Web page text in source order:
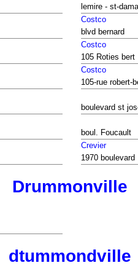
lemire - st-
Costco
blvd bernard
Costco
105 Roties bert
Costco
105-rue robert-
boulevard st
boul. Foucault
Crevier
1970 boulevard
Drummonville
dtummondville